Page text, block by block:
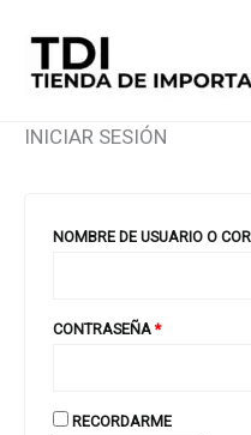
CONTENIDO
INICIAR SESIÓN
NOMBRE DE USUARIO O
CONTRASEÑA*REQUERIDO
RECORDARME